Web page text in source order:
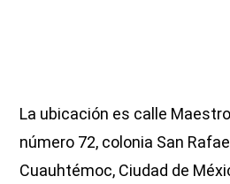
La ubicación es calle
número 72, colonia San
Cuauhtémoc, Ciudad de